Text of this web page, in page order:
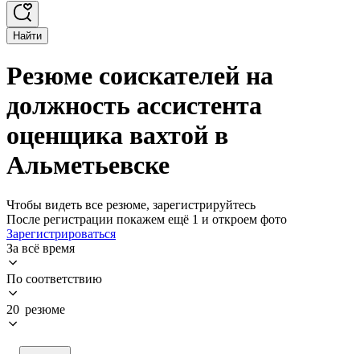
Найти
Резюме соискателей на
должность ассистента
оценщика вахтой в
Альметьевске
Чтобы видеть все резюме, зарегистрируйтесь
После регистрации покажем ещё 1 и откроем фото
Зарегистрироваться
За всё время
По соответствию
20 резюме